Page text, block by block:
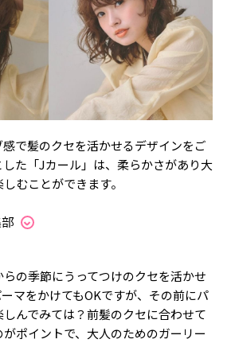
で髪のクセを活かせるデザインをご
た「Jカール」は、柔らかさがあり大
むことができます。
の季節にうってつけのクセを活かせ
マをかけてもOKですが、その前にパ
んでみては？前髪のクセに合わせて
ポイントで、大人のためのガーリー